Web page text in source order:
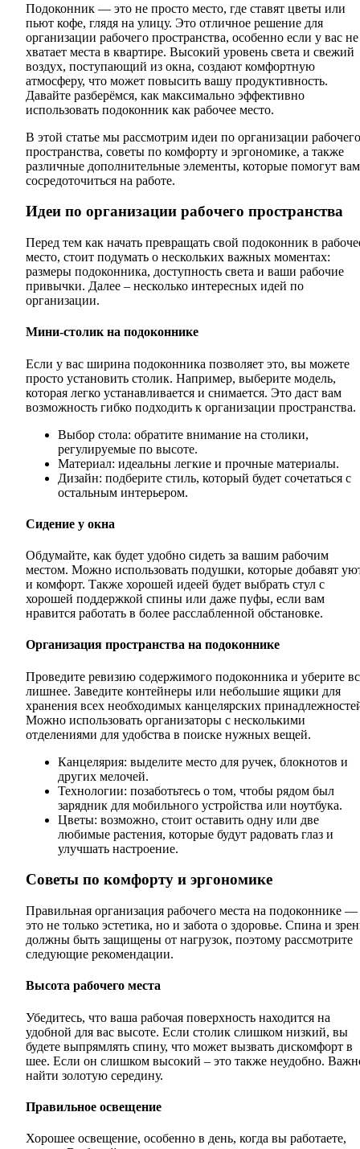
Подоконник — это не просто место, где ставят цветы или
пьют кофе, глядя на улицу. Это отличное решение для
организации рабочего пространства, особенно если у вас не
хватает места в квартире. Высокий уровень света и свежий
воздух, поступающий из окна, создают комфортную
атмосферу, что может повысить вашу продуктивность.
Давайте разберёмся, как максимально эффективно
использовать подоконник как рабочее место.
В этой статье мы рассмотрим идеи по организации рабочего
пространства, советы по комфорту и эргономике, а также
различные дополнительные элементы, которые помогут вам
сосредоточиться на работе.
Идеи по организации рабочего пространства
Перед тем как начать превращать свой подоконник в
место, стоит подумать о нескольких важных моментах:
размеры подоконника, доступность света и ваши рабочие
привычки. Далее – несколько интересных идей по
организации.
Мини-столик на подоконнике
Если у вас ширина подоконника позволяет это, вы можете
просто установить столик. Например, выберите модель,
которая легко устанавливается и снимается. Это даст вам
возможность гибко подходить к организации пространства.
Выбор стола: обратите внимание на столики,
регулируемые по высоте.
Материал: идеальны легкие и прочные материалы.
Дизайн: подберите стиль, который будет сочетаться с
остальным интерьером.
Сидение у окна
Обдумайте, как будет удобно сидеть за вашим рабочим
местом. Можно использовать подушки, которые добавят
и комфорт. Также хорошей идеей будет выбрать стул с
хорошей поддержкой спины или даже пуфы, если вам
нравится работать в более расслабленной обстановке.
Организация пространства на подоконнике
Проведите ревизию содержимого подоконника и уберите
лишнее. Заведите контейнеры или небольшие ящики для
хранения всех необходимых канцелярских
Можно использовать организаторы с несколькими
отделениями для удобства в поиске нужных вещей.
Канцелярия: выделите место для ручек, блокнотов и
других мелочей.
Технологии: позаботьтесь о том, чтобы рядом был
зарядник для мобильного устройства или ноутбука.
Цветы: возможно, стоит оставить одну или две
любимые растения, которые будут радовать глаз и
улучшать настроение.
Советы по комфорту и эргономике
Правильная организация рабочего места на подоконнике —
это не только эстетика, но и забота о здоровье. Спина и
должны быть защищены от нагрузок, поэтому рассмотрите
следующие рекомендации.
Высота рабочего места
Убедитесь, что ваша рабочая поверхность находится на
удобной для вас высоте. Если столик слишком низкий, вы
будете выпрямлять спину, что может вызвать дискомфорт в
шее. Если он слишком высокий – это также неудобно.
найти золотую середину.
Правильное освещение
Хорошее освещение, особенно в день, когда вы работаете,